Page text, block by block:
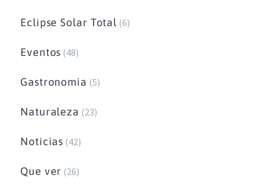
Eclipse Solar Total (6)
Eventos (48)
Gastronomia (5)
Naturaleza (23)
Noticias (42)
Que ver (26)